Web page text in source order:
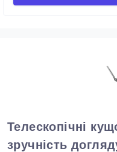
Телескопічні
зручність